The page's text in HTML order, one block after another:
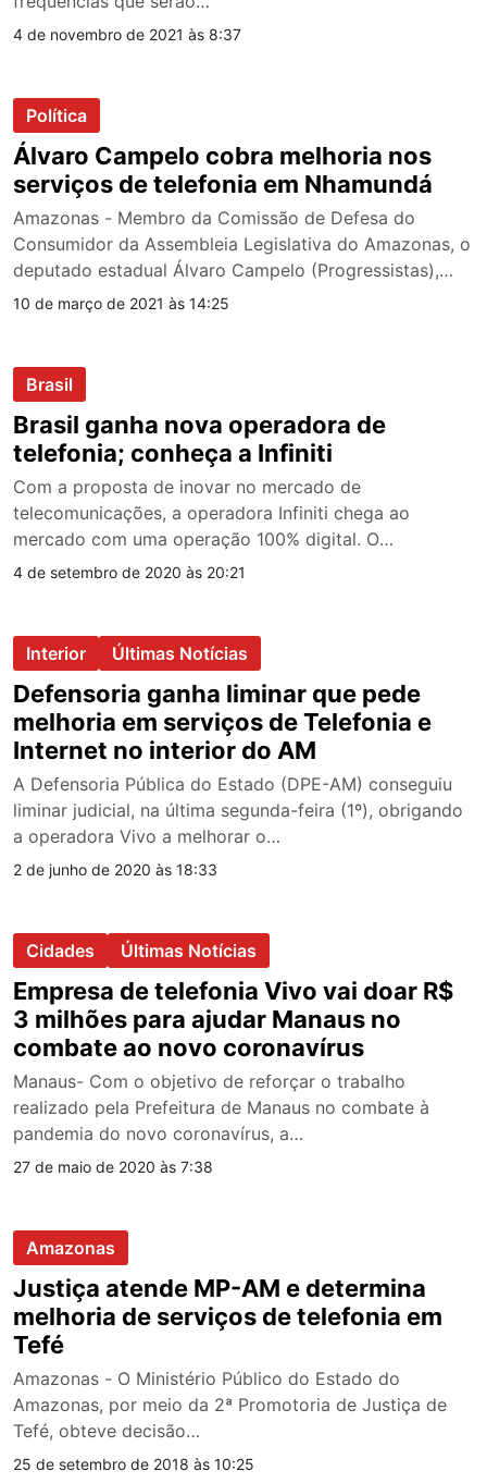
4 de novembro de 2021 às 8:37
Política
Álvaro Campelo cobra melhoria nos
serviços de telefonia em Nhamundá
Amazonas - Membro da Comissão de Defesa do
Consumidor da Assembleia Legislativa do Amazonas, o
deputado estadual Álvaro Campelo (Progressistas),…
10 de março de 2021 às 14:25
Brasil
Brasil ganha nova operadora de
telefonia; conheça a Infiniti
Com a proposta de inovar no mercado de
telecomunicações, a operadora Infiniti chega ao
mercado com uma operação 100% digital. O
download…
4 de setembro de 2020 às 20:21
Interior Últimas Notícias
Defensoria ganha liminar que pede
melhoria em serviços de Telefonia e
Internet no interior do AM
A Defensoria Pública do Estado (DPE-AM) conseguiu
liminar judicial, na última segunda-feira (1º), obrigando
a operadora Vivo a melhorar o…
2 de junho de 2020 às 18:33
Cidades Últimas Notícias
Empresa de telefonia Vivo vai doar R$
3 milhões para ajudar Manaus no
combate ao novo coronavírus
Manaus- Com o objetivo de reforçar o trabalho
realizado pela Prefeitura de Manaus no combate à
pandemia do novo coronavírus, a…
27 de maio de 2020 às 7:38
Amazonas
Justiça atende MP-AM e determina
melhoria de serviços de telefonia em
Tefé
Amazonas - O Ministério Público do Estado do
Amazonas, por meio da 2ª Promotoria de Justiça de
Tefé, obteve decisão…
25 de setembro de 2018 às 10:25